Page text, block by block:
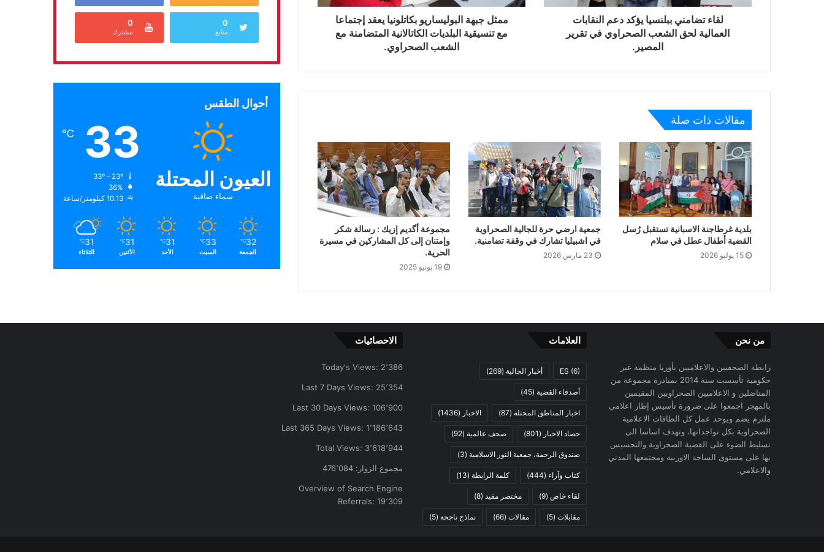
لقاء تضامني ببلنسيا يؤكد دعم النقابات
العمالية لحق الشعب الصحراوي في تقرير
المصير.
ممثل جبهة البوليساريو بكاتلونيا يعقد إجتماعا
مع تنسيقية البلديات الكاتالانية المتضامنة مع
الشعب الصحراوي.
مقالات ذات صلة
بلدية غرطاجنة الاسبانية تستقبل رُسل
القضية أطفال عطل في سلام
15 يوليو 2026
جمعية ارضي حرة للجالية الصحراوية
في اشبيليا تشارك في وقفة تضامنية.
23 مارس 2026
مجموعة أگديم إزيك : رسالة شكر
وإمتنان إلى كل المشاركين في مسيرة
الحرية.
19 يونيو 2025
0
متابع
0
مشترك
أحوال الطقس
العيون المحتلة
سماء صافية
33
℃
36%
10.13 كيلومتر/ساعة
32
℃
الجمعة
33
℃
السبت
31
℃
الأحد
31
℃
الأثنين
31
℃
الثلاثاء
من نحن
رابطة الصحفيين والاعلاميين بأوربا منظمة غير
حكومية تأسست سنة 2014 بمبادرة مجموعة من
المناضلين و الاعلاميين الصحراويين المقيمين
بالمهجر اجمعوا على ضرورة تأسيس إطار اعلامي
ملتزم يضم ويوحد عمل كل الطاقات الاعلامية
الصحراوية بكل تواجداتها، وتهدف اساسا الى
تسليط الضوء على القضية الصحراوية والتحسيس
بها على مستوى الساحة الاوربية ومجتمعها المدني
والاعلامي.
العلامات
ES (6) أخبار الجالية (269)
أصدقاء القضية (45)
اخبار المناطق المحتلة (87) الاخبار (1436)
حصاد الاخبار (801) صحف عالمية (92)
صندوق الرحمة، جمعية النور الاسلامية (3)
كتاب وآراء (444) كلمة الرابطة (13)
لقاء خاص (9) مختصر مفيد (8)
مقابلات (5) مقالات (66) نماذج ناجحة (5)
الاحصائيات
Today's Views: 2٬386
Last 7 Days Views: 25٬354
Last 30 Days Views: 106٬900
Last 365 Days Views: 1٬186٬643
Total Views: 3٬618٬944
مجموع الزوار: 476٬084
Overview of Search Engine
Referrals: 19٬309